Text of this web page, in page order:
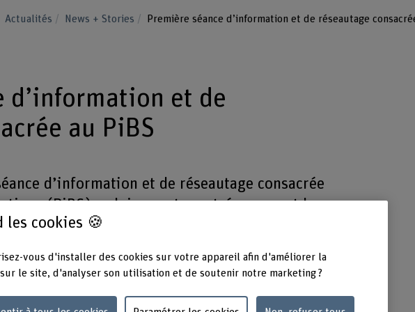
Actualités News + Stories Première séance d’information et de réseautage
d’information et de
au PiBS
d’information et de réseautage consacrée
(PiBS) a clairement montré comment la
peuvent, ensemble, encourager les
et concevoir une formation axée sur la
entreprises et les personnes intéressées
et l'impact du modèle PiBS.
les cookies 🍪
vous d'installer des cookies sur votre appareil afin d'améliorer la
le site, d'analyser son utilisation et de soutenir notre marketing ?